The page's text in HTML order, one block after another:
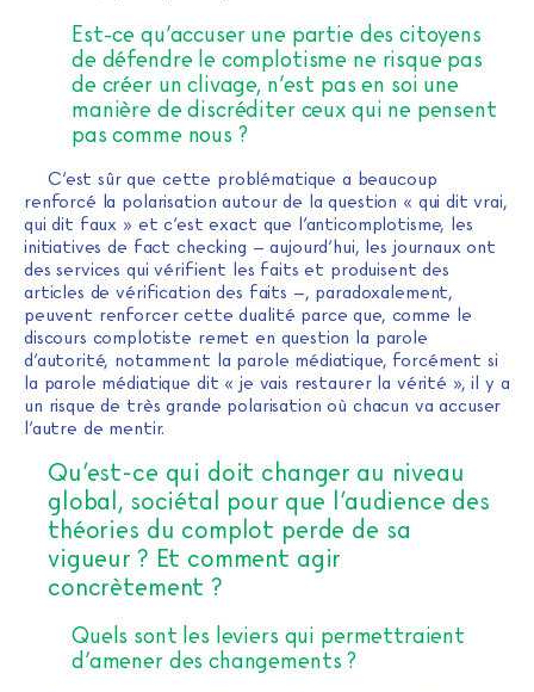
Est-ce qu’accuser une partie des citoyens
de défendre le complotisme ne risque pas
de créer un clivage, n’est pas en soi une
manière de discréditer ceux qui ne pensent
pas comme nous ?
C’est sûr que cette problématique a beaucoup
renforcé la polarisation autour de la question « qui dit vrai,
qui dit faux » et c’est exact que l’anticomplotisme, les
initiatives de fact checking – aujourd’hui, les journaux ont
des services qui vérifient les faits et produisent des
articles de vérification des faits –, paradoxalement,
peuvent renforcer cette dualité parce que, comme le
discours complotiste remet en question la parole
d’autorité, notamment la parole médiatique, forcément si
la parole médiatique dit « je vais restaurer la vérité », il y a
un risque de très grande polarisation où chacun va accuser
l’autre de mentir.
Qu’est-ce qui doit changer au niveau
global, sociétal pour que l’audience des
théories du complot perde de sa
vigueur ? Et comment agir
concrètement ?
Quels sont les leviers qui permettraient
d’amener des changements ?